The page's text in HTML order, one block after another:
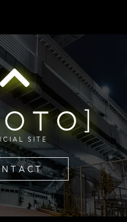
SITE